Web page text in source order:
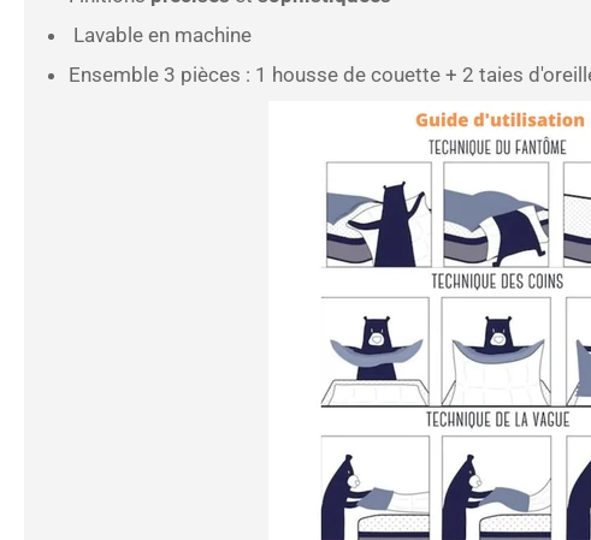
Lavable en machine
Ensemble 3 pièces : 1 housse de couette + 2 taies